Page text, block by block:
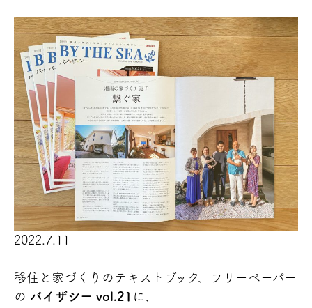
2022.7.11
移住と家づくりのテキストブック、フリーペーパー
の バイザシー vol.21 に、